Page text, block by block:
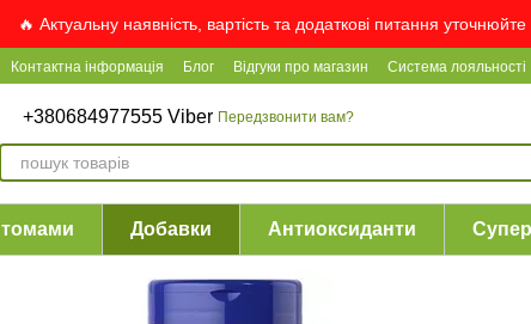
🔥 Актуальну наявність, вартість та додаткові питання
Контактна інформація Блог Відгуки про магазин Система лояльності
+380684977555 Viber Передзвонити вам?
Добавки Антиоксиданти